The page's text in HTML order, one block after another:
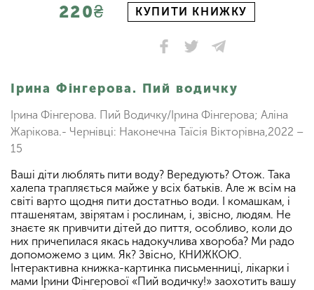
220₴ КУПИТИ КНИЖКУ
Ірина Фінгерова. Пий водичку
Ірина Фінгерова. Пий Водичку/Ірина Фінгерова; Аліна
Жарікова.- Чернівці: Наконечна Таїсія Вікторівна,2022 –
15
Ваші діти люблять пити воду? Вередують? Отож. Така
халепа трапляється майже у всіх батьків. Але ж всім на
світі варто щодня пити достатньо води. І комашкам, і
пташенятам, звірятам і рослинам, і, звісно, людям. Не
знаєте як привчити дітей до пиття, особливо, коли до
них причепилася якась надокучлива хвороба? Ми радо
допоможемо з цим. Як? Звісно, КНИЖКОЮ.
Інтерактивна книжка-картинка письменниці, лікарки і
мами Ірини Фінгерової «Пий водичку!» заохотить вашу